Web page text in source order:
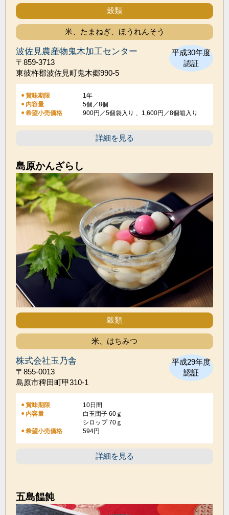
穀類
米、たまねぎ、ほうれんそう
平成30年度
認証
波佐見農産物鬼木加工センター
〒859-3713
東彼杵郡波佐見町鬼木郷990-5
賞味期限
1年
内容量
5個／8個
希望小売価格
900円／5個袋入り 、1,600円／8個箱入り
詳細を見る
島原かんざらし
穀類
米、はちみつ
平成29年度
認証
株式会社玉乃舎
〒855-0013
島原市稗田町甲310-1
賞味期限
10日間
内容量
白玉団子 60ｇ
シロップ 70ｇ
希望小売価格
594円
詳細を見る
五島饂飩